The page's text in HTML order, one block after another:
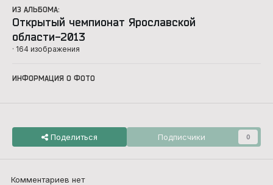
ИЗ АЛЬБОМА:
Открытый чемпионат Ярославской
области-2013
· 164 изображения
ИНФОРМАЦИЯ О ФОТО
Поделиться Подписчики 0
Комментариев нет